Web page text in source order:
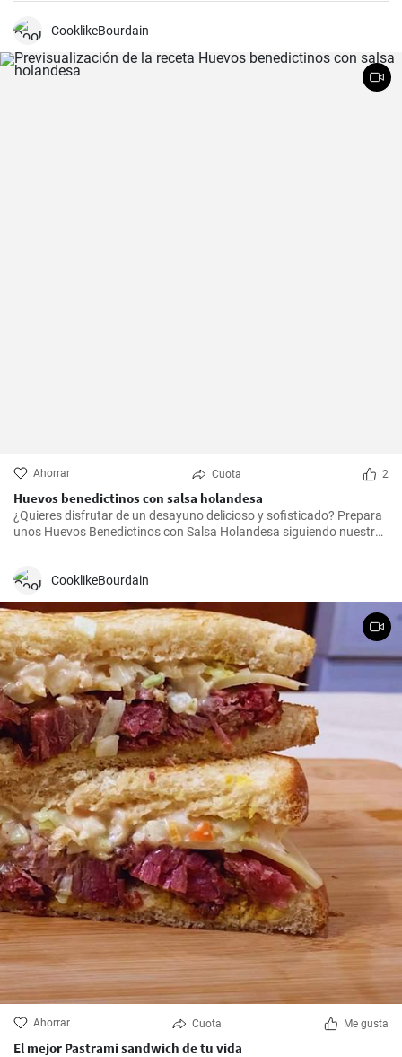
CooklikeBourdain
Ahorrar Cuota 2
Huevos benedictinos con salsa holandesa
¿Quieres disfrutar de un desayuno delicioso y sofisticado? Prepara
unos Huevos Benedictinos con Salsa Holandesa siguiendo nuestra
fácil receta. Sorprende a tus seres queridos con este platillo clásico
CooklikeBourdain
Ahorrar Cuota Me gusta
El mejor Pastrami sandwich de tu vida